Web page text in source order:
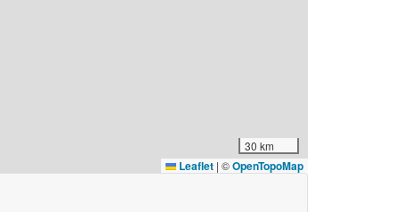
30 km
Leaflet | ©OpenTopoMap